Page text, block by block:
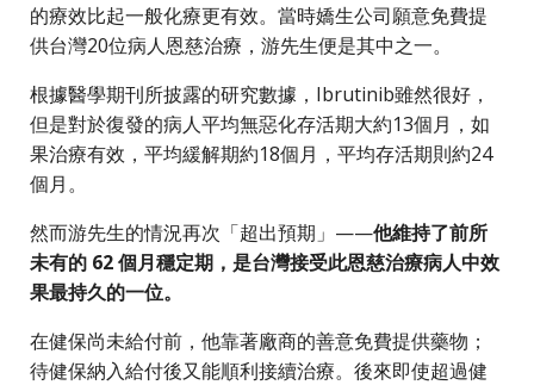
的療效比起一般化療更有效。當時嬌生公司願意免費提
供台灣20位病人恩慈治療，游先生便是其中之一。
根據醫學期刊所披露的研究數據，Ibrutinib雖然很好，
但是對於復發的病人平均無惡化存活期大約13個月，如
果治療有效，平均緩解期約18個月，平均存活期則約24
個月。
然而游先生的情況再次「超出預期」——他維持了前所
未有的 62 個月穩定期，是台灣接受此恩慈治療病人中效
果最持久的一位。
在健保尚未給付前，他靠著廠商的善意免費提供藥物；
待健保納入給付後又能順利接續治療。後來即使超過健